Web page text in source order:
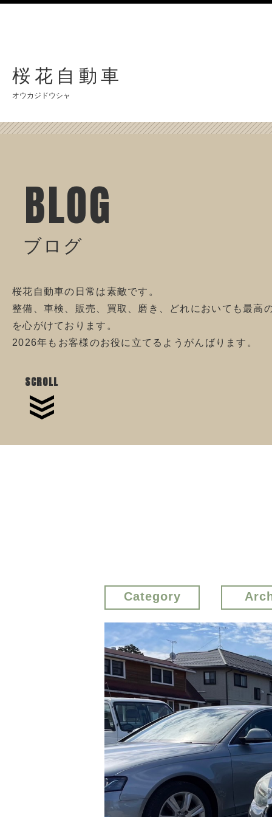
桜花自動車
オウカジドウシャ
BLOG
ブログ
桜花自動車の日常は素敵です。
整備、車検、販売、買取、磨き、どれにおいても最高
を心がけております。
2026年もお客様のお役に立てるようがんばります。
SCROLL
Category